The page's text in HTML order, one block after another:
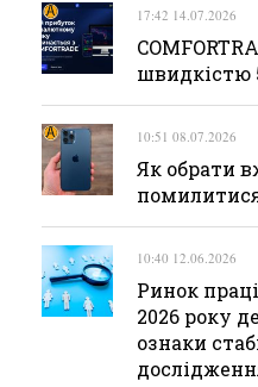
17:42 14.07.2026
швидкістю
10:51 08.07.2026
Як обрати
10:40 12.06.2026
Ринок
2026 року
ознаки